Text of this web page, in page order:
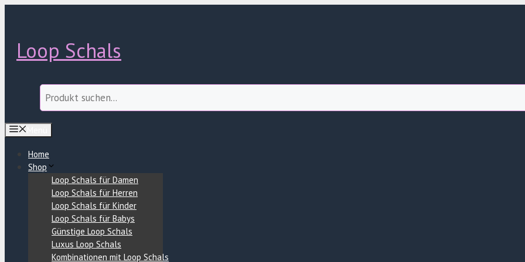
Loop Schals
Suchen
Home
Shop
Loop Schals für Damen
Loop Schals für Herren
Loop Schals für Kinder
Loop Schals für Babys
Günstige Loop Schals
Luxus Loop Schals
Kombinationen mit Loop Schals